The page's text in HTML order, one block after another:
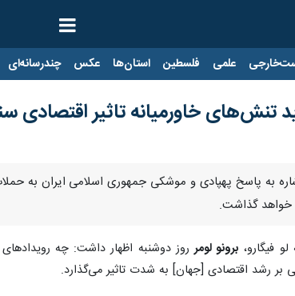
علمی فلسطین استان‌ها عکس چندرسانه‌ای
تنش‌های خاورمیانه تاثیر